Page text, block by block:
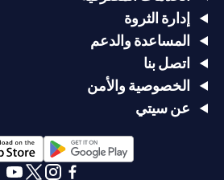
إدارة الثروة
المساعدة والدعم
اتصل بنا
الخصوصية والأمن
عن سيتي
(opens in a new tab)